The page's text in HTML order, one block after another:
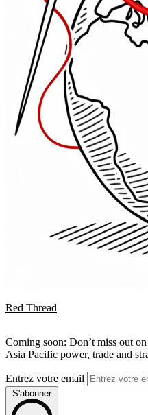
Red Thread
Coming soon: Don’t miss out
Asia Pacific power, trade and
Entrez votre email
S'abonner